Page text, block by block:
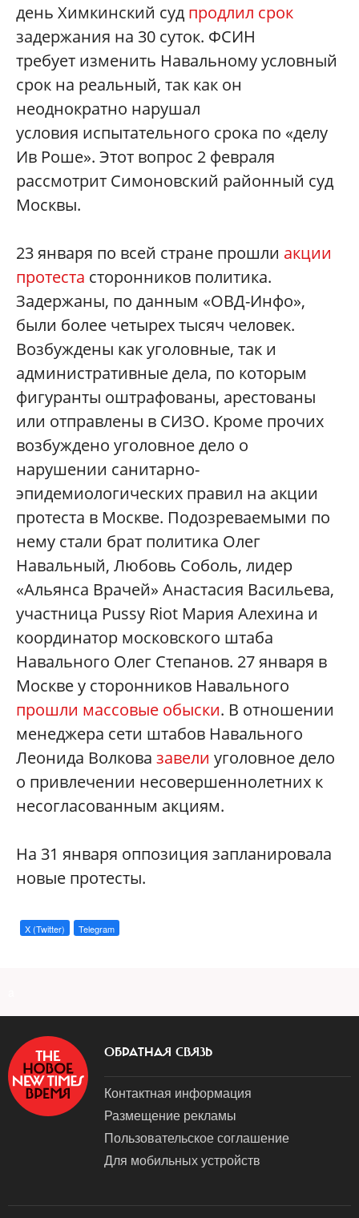
день Химкинский суд продлил срок
задержания на 30 суток. ФСИН
требует изменить Навальному условный
срок на реальный, так как он
неоднократно нарушал
условия испытательного срока по «делу
Ив Роше». Этот вопрос 2 февраля
рассмотрит Симоновский районный суд
Москвы.
23 января по всей стране прошли акции
протеста сторонников политика.
Задержаны, по данным «ОВД-Инфо»,
были более четырех тысяч человек.
Возбуждены как уголовные, так и
административные дела, по которым
фигуранты оштрафованы, арестованы
или отправлены в СИЗО. Кроме прочих
возбуждено уголовное дело о
нарушении санитарно-
эпидемиологических правил на акции
протеста в Москве. Подозреваемыми по
нему стали брат политика Олег
Навальный, Любовь Соболь, лидер
«Альянса Врачей» Анастасия Васильева,
участница Pussy Riot Мария Алехина и
координатор московского штаба
Навального Олег Степанов. 27 января в
Москве у сторонников Навального
прошли массовые обыски. В отношении
менеджера сети штабов Навального
Леонида Волкова завели уголовное дело
о привлечении несовершеннолетних к
несогласованным акциям.
На 31 января оппозиция запланировала
новые протесты.
X (Twitter) Telegram
ОБРАТНАЯ СВЯЗЬ
Контактная информация
Размещение рекламы
Пользовательское соглашение
Для мобильных устройств